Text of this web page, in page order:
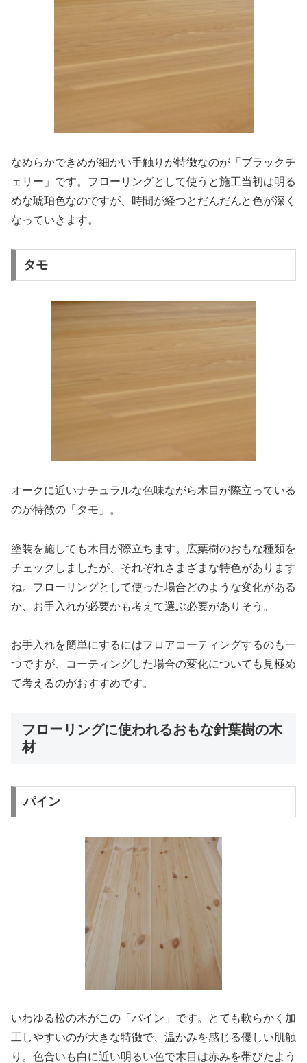
なめらかできめが細かい手触りが特徴なのが「ブラックチ
ェリー」です。フローリングとして使うと施工当初は明る
めな琥珀色なのですが、時間が経つとだんだんと色が深く
なっていきます。
タモ
オークに近いナチュラルな色味ながら木目が際立っている
のが特徴の「タモ」。
塗装を施しても木目が際立ちます。広葉樹のおもな種類を
チェックしましたが、それぞれさまざまな特色があります
ね。フローリングとして使った場合どのような変化がある
か、お手入れが必要かも考えて選ぶ必要がありそう。
お手入れを簡単にするにはフロアコーティングするのも一
つですが、コーティングした場合の変化についても見極め
て考えるのがおすすめです。
フローリングに使われるおもな針葉樹の木
材
パイン
いわゆる松の木がこの「パイン」です。とても軟らかく加
工しやすいのが大きな特徴で、温かみを感じる優しい肌触
り。色合いも白に近い明るい色で木目は赤みを帯びたよう